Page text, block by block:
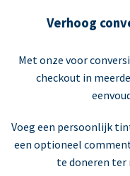
Verhoog
Met onze voor
checkout in
Voeg een persoonlijk
een optioneel
te doneren ter